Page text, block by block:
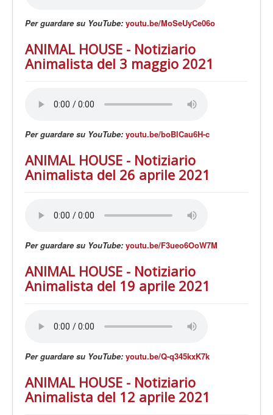
Per guardare su YouTube: youtu.be/MoSeUyCe06o
ANIMAL HOUSE - Notiziario
Animalista del 3 maggio 2021
Per guardare su YouTube: youtu.be/boBlCau6H-c
ANIMAL HOUSE - Notiziario
Animalista del 26 aprile 2021
Per guardare su YouTube: youtu.be/F3ueo6OoW7M
ANIMAL HOUSE - Notiziario
Animalista del 19 aprile 2021
Per guardare su YouTube: youtu.be/Q-q345kxK7k
ANIMAL HOUSE - Notiziario
Animalista del 12 aprile 2021